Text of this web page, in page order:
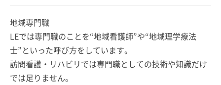
地域専門職
LEでは専門職のことを“地域看護師”や“地域理学療法
士”といった呼び方をしています。
訪問看護・リハビリでは専門職としての技術や知識だけ
では足りません。